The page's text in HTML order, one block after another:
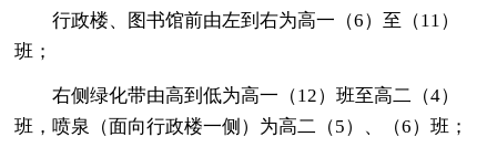
行政楼、图书馆前由左到右为高一（6）至（11）
班；
右侧绿化带由高到低为高一（12）班至高二（4）
班，喷泉（面向行政楼一侧）为高二（5）、（6）班；